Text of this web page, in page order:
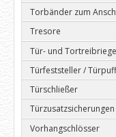
Torbänder zum
Tresore
Tür- und
Türfeststeller /
Türschließer
Türzusatzsicherungen
Vorhangschlösser